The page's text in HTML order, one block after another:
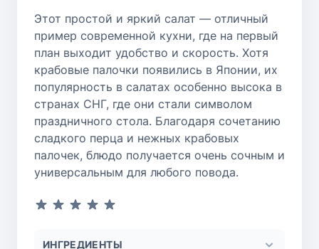
Этот простой и яркий салат — отличный
пример современной кухни, где на первый
план выходит удобство и скорость. Хотя
крабовые палочки появились в Японии, их
популярность в салатах особенно высока в
странах СНГ, где они стали символом
праздничного стола. Благодаря сочетанию
сладкого перца и нежных крабовых
палочек, блюдо получается очень сочным и
универсальным для любого повода.
ИНГРЕДИЕНТЫ